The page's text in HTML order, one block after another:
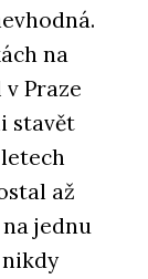
na
Praze
stavět
až
jednu